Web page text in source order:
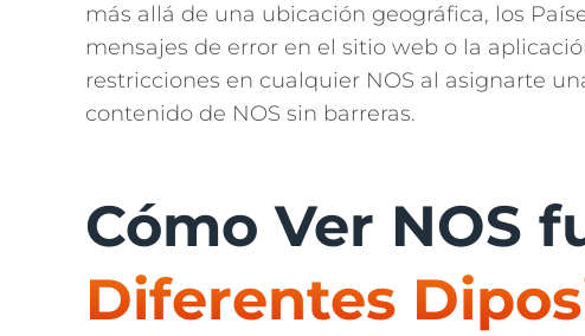
más allá de una ubicación geográfica, los
mensajes de error en el sitio web o la
restricciones en cualquier NOS al asignarte
contenido de NOS sin barreras.
Cómo Ver NOS
Diferentes